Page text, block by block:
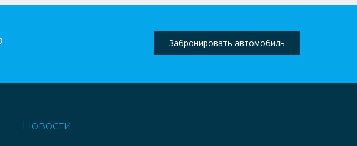
Забронировать автомобиль
Новости